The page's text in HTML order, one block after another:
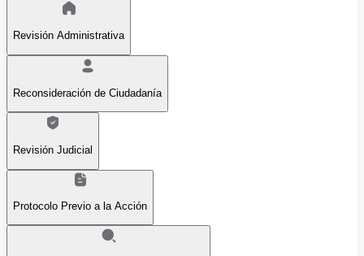
Revisión Administrativa
Reconsideración de Ciudadanía
Revisión Judicial
Protocolo Previo a la Acción